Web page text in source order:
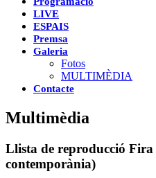
LIVE
ESPAIS
Premsa
Galeria
Fotos
MULTIMÈDIA
Contacte
Multimèdia
Llista de reproducció Fira
contemporània)